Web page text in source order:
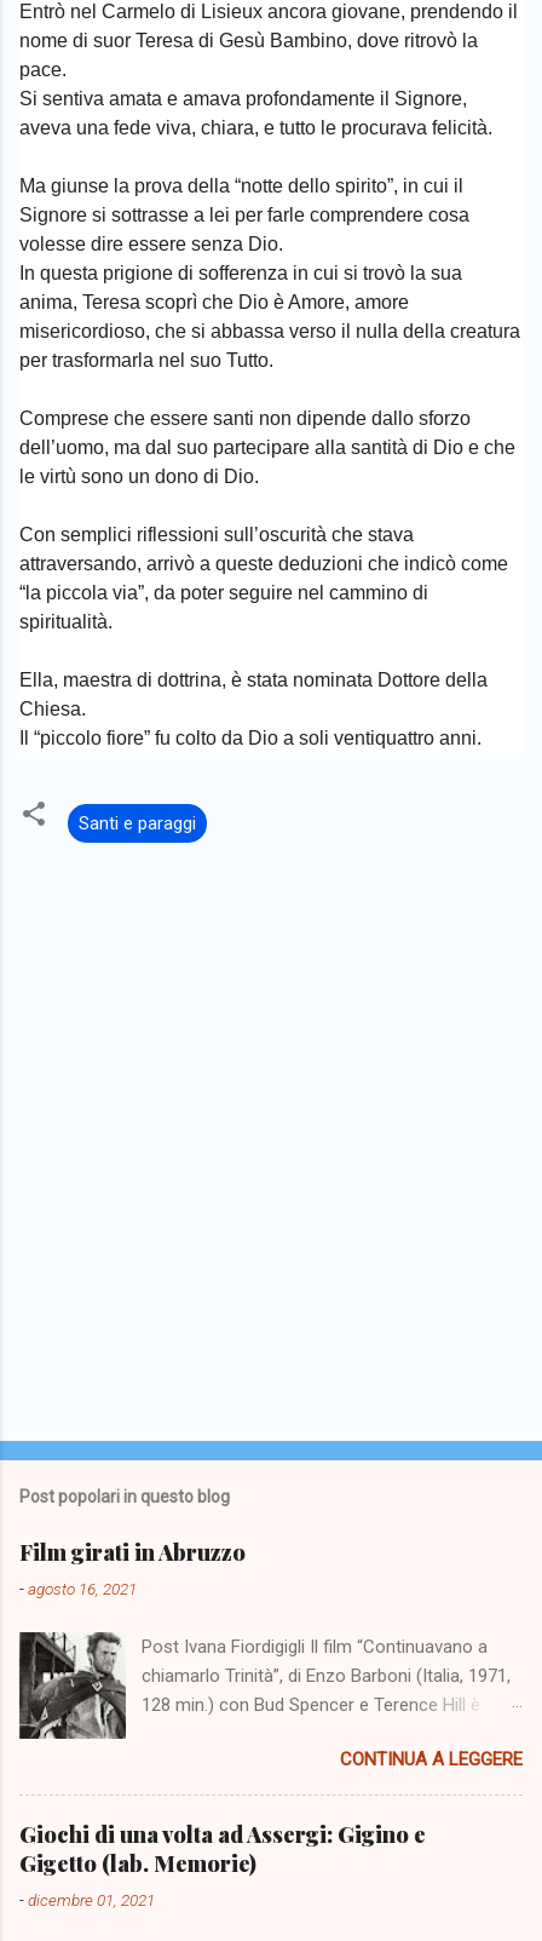
Entrò nel Carmelo di Lisieux ancora giovane, prendendo il
nome di suor Teresa di Gesù Bambino, dove ritrovò la
pace.
Si sentiva amata e amava profondamente il Signore,
aveva una fede viva, chiara, e tutto le procurava felicità.
Ma giunse la prova della “notte dello spirito”, in cui il
Signore si sottrasse a lei per farle comprendere cosa
volesse dire essere senza Dio.
In questa prigione di sofferenza in cui si trovò la sua
anima, Teresa scoprì che Dio è Amore, amore
misericordioso, che si abbassa verso il nulla della creatura
per trasformarla nel suo Tutto.
Comprese che essere santi non dipende dallo sforzo
dell’uomo, ma dal suo partecipare alla santità di Dio e che
le virtù sono un dono di Dio.
Con semplici riflessioni sull’oscurità che stava
attraversando, arrivò a queste deduzioni che indicò come
“la piccola via”, da poter seguire nel cammino di
spiritualità.
Ella, maestra di dottrina, è stata nominata Dottore della
Chiesa.
Il “piccolo fiore” fu colto da Dio a soli ventiquattro anni.
Santi e paraggi
Post popolari in questo blog
Film girati in Abruzzo
-agosto 16, 2021
Post Ivana Fiordigigli Il film “Continuavano a
chiamarlo Trinità”, di Enzo Barboni (Italia, 1971,
128 min.) con Bud Spencer e Terence Hill è
Campo Imperatore cinquanta anni fa. Il 5
agosto 2021 a Fonte Vetica un numeroso
pubblico è stato presente alla sua proiezione e
all'incontro con Terence Hill. L'evento ci
richiama alla mente una serie di film realizzati
nello scenario dei monti abruzzesi, ma aiuta la
CONTINUA A LEGGERE
Giochi di una volta ad Assergi: Gigino e
Gigetto (lab. Memorie)
-dicembre 01, 2021